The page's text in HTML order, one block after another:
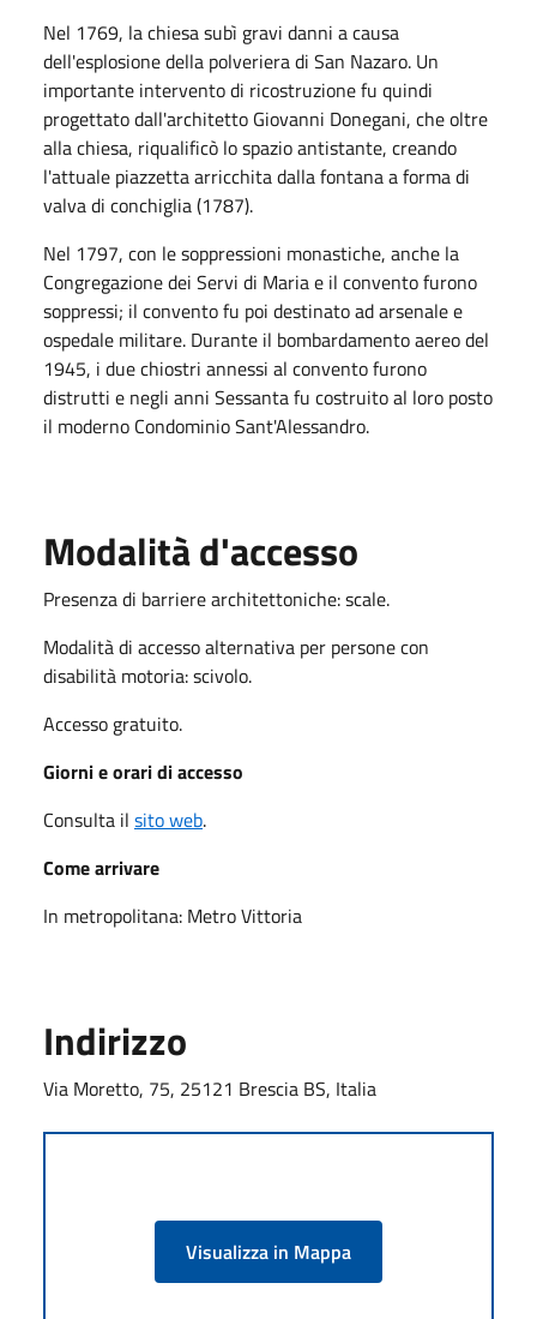
Nel 1769, la chiesa subì gravi danni a causa
dell'esplosione della polveriera di San Nazaro. Un
importante intervento di ricostruzione fu quindi
progettato dall'architetto Giovanni Donegani, che oltre
alla chiesa, riqualificò lo spazio antistante, creando
l'attuale piazzetta arricchita dalla fontana a forma di
valva di conchiglia (1787).
Nel 1797, con le soppressioni monastiche, anche la
Congregazione dei Servi di Maria e il convento furono
soppressi; il convento fu poi destinato ad arsenale e
ospedale militare. Durante il bombardamento aereo del
1945, i due chiostri annessi al convento furono
distrutti e negli anni Sessanta fu costruito al loro posto
il moderno Condominio Sant'Alessandro.
Modalità d'accesso
Presenza di barriere architettoniche: scale.
Modalità di accesso alternativa per persone con
disabilità motoria: scivolo.
Accesso gratuito.
Giorni e orari di accesso
Consulta il sito web.
Come arrivare
In metropolitana: Metro Vittoria
Indirizzo
Via Moretto, 75, 25121 Brescia BS, Italia
Visualizza in Mappa